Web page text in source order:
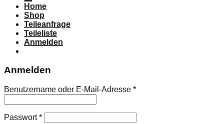
Home
Shop
Teileanfrage
Teileliste
Anmelden
Anmelden
Benutzername oder E-Mail-Adresse *
Passwort*